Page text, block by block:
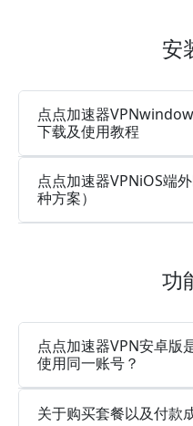
安
点点加速器
下载及使用教程
点点加速器VPNiOS端
种方案）
功
点点加速器VPN安卓版
使用同一账号？
关于购买套餐以及付款